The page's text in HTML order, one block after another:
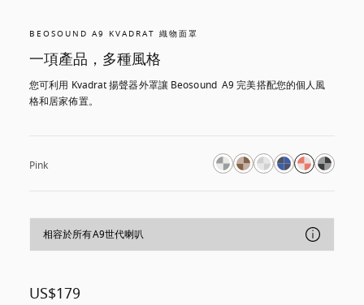
BEOSOUND A9 KVADRAT 織物面罩
一項產品，多種風格
您可利用 Kvadrat 揚聲器外罩讓 Beosound  A9 完美搭配您的個人風
格和居家佈置。
Pink
相容於所有A9世代喇叭
US$179